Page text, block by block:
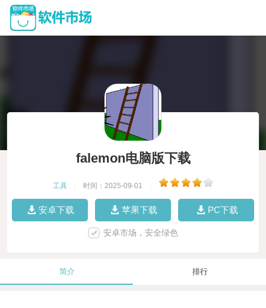
falemon电脑版下载
工具 时间：2025-09-01
安卓下载 苹果下载 PC下载
安卓市场，安全绿色
简介 排行